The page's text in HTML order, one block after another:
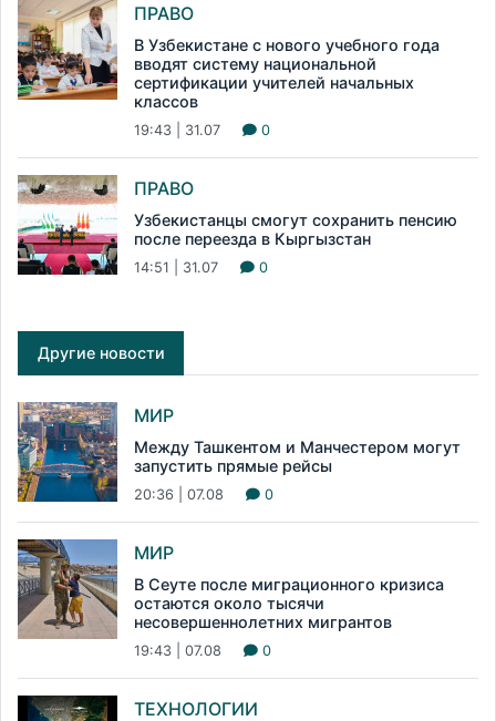
ПРАВО
В Узбекистане с нового учебного года
вводят систему национальной
сертификации учителей начальных
классов
19:43 | 31.07 0
ПРАВО
Узбекистанцы смогут сохранить пенсию
после переезда в Кыргызстан
14:51 | 31.07 0
Другие новости
МИР
Между Ташкентом и Манчестером могут
запустить прямые рейсы
20:36 | 07.08 0
МИР
В Сеуте после миграционного кризиса
остаются около тысячи
несовершеннолетних мигрантов
19:43 | 07.08 0
ТЕХНОЛОГИИ